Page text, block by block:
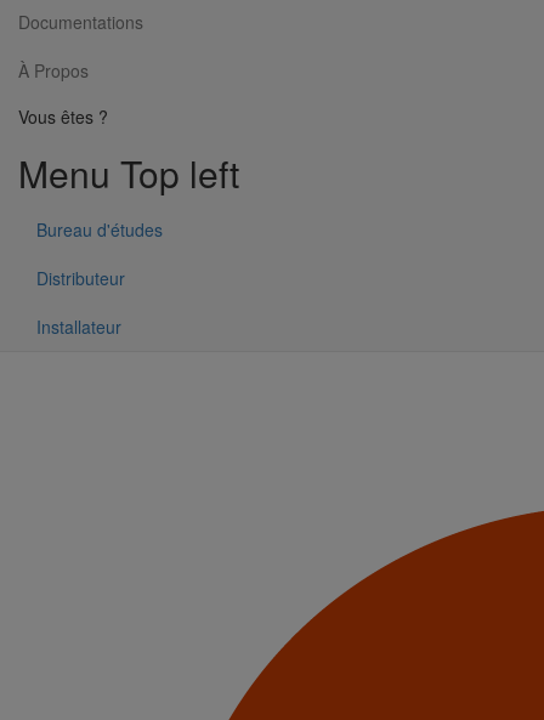
Documentations
À Propos
Vous êtes ?
Menu Top left
Bureau d'études
Distributeur
Installateur
1 2 3 4 5 6 7 8 9